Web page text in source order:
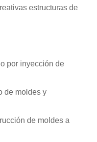
estructuras de
por inyección de
de moldes y
de moldes a